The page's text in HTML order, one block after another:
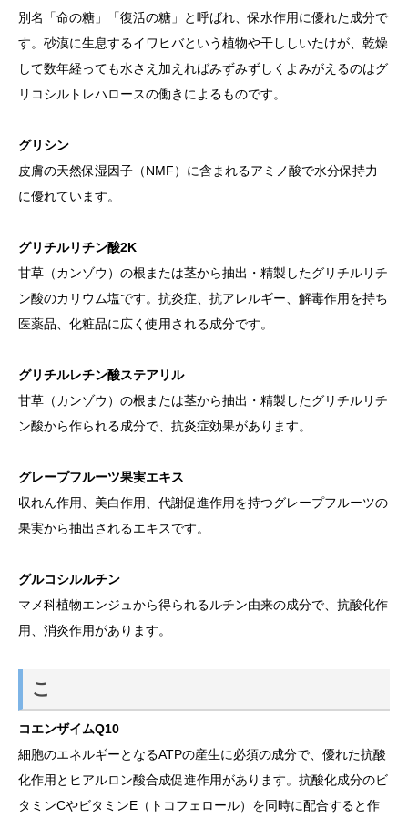
別名「命の糖」「復活の糖」と呼ばれ、保水作用に優れた成分で
す。砂漠に生息するイワヒバという植物や干ししいたけが、乾燥
して数年経っても水さえ加えればみずみずしくよみがえるのはグ
リコシルトレハロースの働きによるものです。
グリシン
皮膚の天然保湿因子（NMF）に含まれるアミノ酸で水分保持力
に優れています。
グリチルリチン酸2K
甘草（カンゾウ）の根または茎から抽出・精製したグリチルリチ
ン酸のカリウム塩です。抗炎症、抗アレルギー、解毒作用を持ち
医薬品、化粧品に広く使用される成分です。
グリチルレチン酸ステアリル
甘草（カンゾウ）の根または茎から抽出・精製したグリチルリチ
ン酸から作られる成分で、抗炎症効果があります。
グレープフルーツ果実エキス
収れん作用、美白作用、代謝促進作用を持つグレープフルーツの
果実から抽出されるエキスです。
グルコシルルチン
マメ科植物エンジュから得られるルチン由来の成分で、抗酸化作
用、消炎作用があります。
こ
コエンザイムQ10
細胞のエネルギーとなるATPの産生に必須の成分で、優れた抗酸
化作用とヒアルロン酸合成促進作用があります。抗酸化成分のビ
タミンCやビタミンE（トコフェロール）を同時に配合すると作